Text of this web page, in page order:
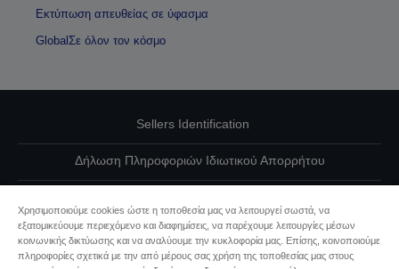
Εκτύπωση απευθείας σε ύφασμα
GlobalΣε όλον τον κόσμο
Sellers Identification
Δήλωση Πληροφοριών Ιδιωτικού Απορρήτου
Επικοινωνήστε μαζί μας για τα δεδομένα σας
Χρησιμοποιούμε cookies ώστε η τοποθεσία μας να λειτουργεί σωστά, να
εξατομικεύουμε περιεχόμενο και διαφημίσεις, να παρέχουμε λειτουργίες μέσων
κοινωνικής δικτύωσης και να αναλύουμε την κυκλοφορία μας. Επίσης, κοινοποιούμε
πληροφορίες σχετικά με την από μέρους σας χρήση της τοποθεσίας μας στους